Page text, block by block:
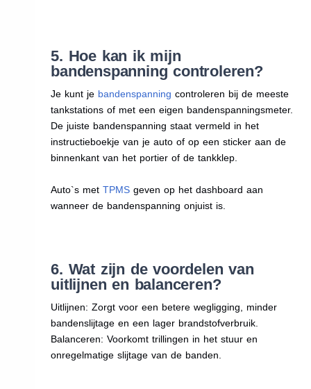
5. Hoe kan ik mijn
bandenspanning controleren?
Je kunt je bandenspanning controleren bij de meeste
tankstations of met een eigen bandenspanningsmeter.
De juiste bandenspanning staat vermeld in het
instructieboekje van je auto of op een sticker aan de
binnenkant van het portier of de tankklep.
Auto`s metTPMS geven op het dashboard aan
wanneer de bandenspanning onjuist is.
6. Wat zijn de voordelen van
uitlijnen en balanceren?
Uitlijnen: Zorgt voor een betere wegligging, minder
bandenslijtage en een lager brandstofverbruik.
Balanceren: Voorkomt trillingen in het stuur en
onregelmatige slijtage van de banden.